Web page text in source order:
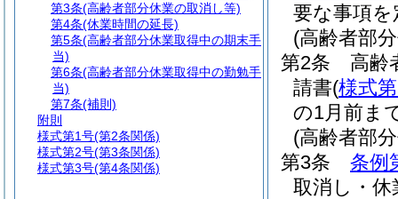
要な事項
(高齢者部
第2条
高齢
請書(様式
の1月前ま
(高齢者部
第3条
条例
取消し・休
第3条(高齢者部分休業の取消し等)
第4条(休業時間の延長)
第5条(高齢者部分休業取得中の期末手
当)
第6条(高齢者部分休業取得中の勤勉手
当)
第7条(補則)
附則
様式第1号(第2条関係)
様式第2号(第3条関係)
様式第3号(第4条関係)